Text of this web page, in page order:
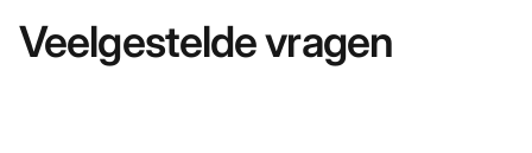
Veelgestelde vragen